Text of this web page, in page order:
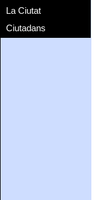
La Ciutat
Ciutadans